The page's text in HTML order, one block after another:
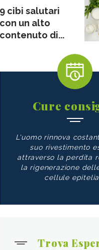
9 cibi salutari
con un alto
contenuto di...
Cure
L'uomo rinnova
suo rivestimento
attraverso la perdita
la rigenerazione
cellule
Trova